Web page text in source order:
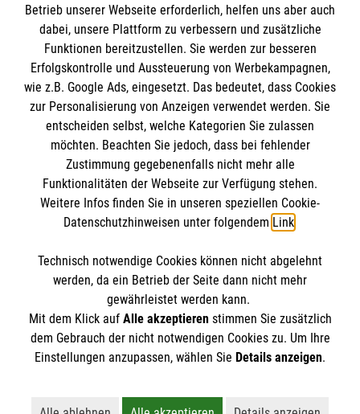
Informationen
Impressum
Datenschutz
Barrierefreiheit
Kontakt
Die Malteser
Malteser in Deutschland
Malteserorden
Sharepoint
Spendenkonto
Bank: Pax-Bank für Kirche und Caritas eG
IBAN: DE71 3706 0193 3000 4330 11
BIC: GENODED1PAX
So finden Sie uns
Malteser im Bistum Trier
Diözesangeschäftsstelle
Telefon: 0651/146480
Der Malteser Hilfsdienst e.V. ist als eingetragene
Gewerbesteuer befreit.
Betrieb unserer Webseite erforderlich, helfen uns aber auch
dabei, unsere Plattform zu verbessern und zusätzliche
Funktionen bereitzustellen. Sie werden zur besseren
Erfolgskontrolle und Aussteuerung von Werbekampagnen,
wie z.B. Google Ads, eingesetzt. Das bedeutet, dass Cookies
zur Personalisierung von Anzeigen verwendet werden. Sie
entscheiden selbst, welche Kategorien Sie zulassen
möchten. Beachten Sie jedoch, dass bei fehlender
Zustimmung gegebenenfalls nicht mehr alle
Funktionalitäten der Webseite zur Verfügung stehen.
Weitere Infos finden Sie in unseren speziellen Cookie-
Datenschutzhinweisen unter folgendem Link.
Technisch notwendige Cookies können nicht abgelehnt
werden, da ein Betrieb der Seite dann nicht mehr
gewährleistet werden kann.
Mit dem Klick auf Alle akzeptierenstimmen Sie zusätzlich
dem Gebrauch der nicht notwendigen Cookies zu. Um Ihre
Einstellungen anzupassen, wählen Sie Details anzeigen.